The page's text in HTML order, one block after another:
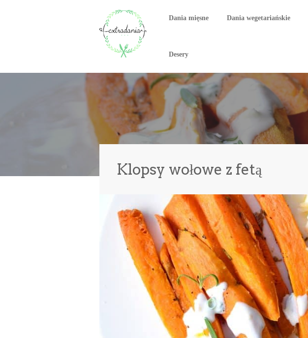
Dania mięsne Dania wegetariańskie
Desery
Klopsy wołowe z fetą